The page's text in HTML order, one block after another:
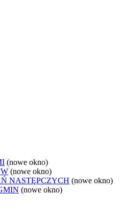
(nowe okno)
(nowe okno)
NASTĘPCZYCH (nowe okno)
(nowe okno)